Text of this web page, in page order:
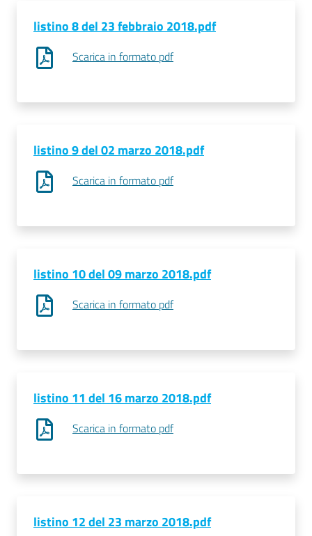
listino 8 del 23 febbraio 2018.pdf
Scarica in formato pdf
listino 9 del 02 marzo 2018.pdf
Scarica in formato pdf
listino 10 del 09 marzo 2018.pdf
Scarica in formato pdf
listino 11 del 16 marzo 2018.pdf
Scarica in formato pdf
listino 12 del 23 marzo 2018.pdf